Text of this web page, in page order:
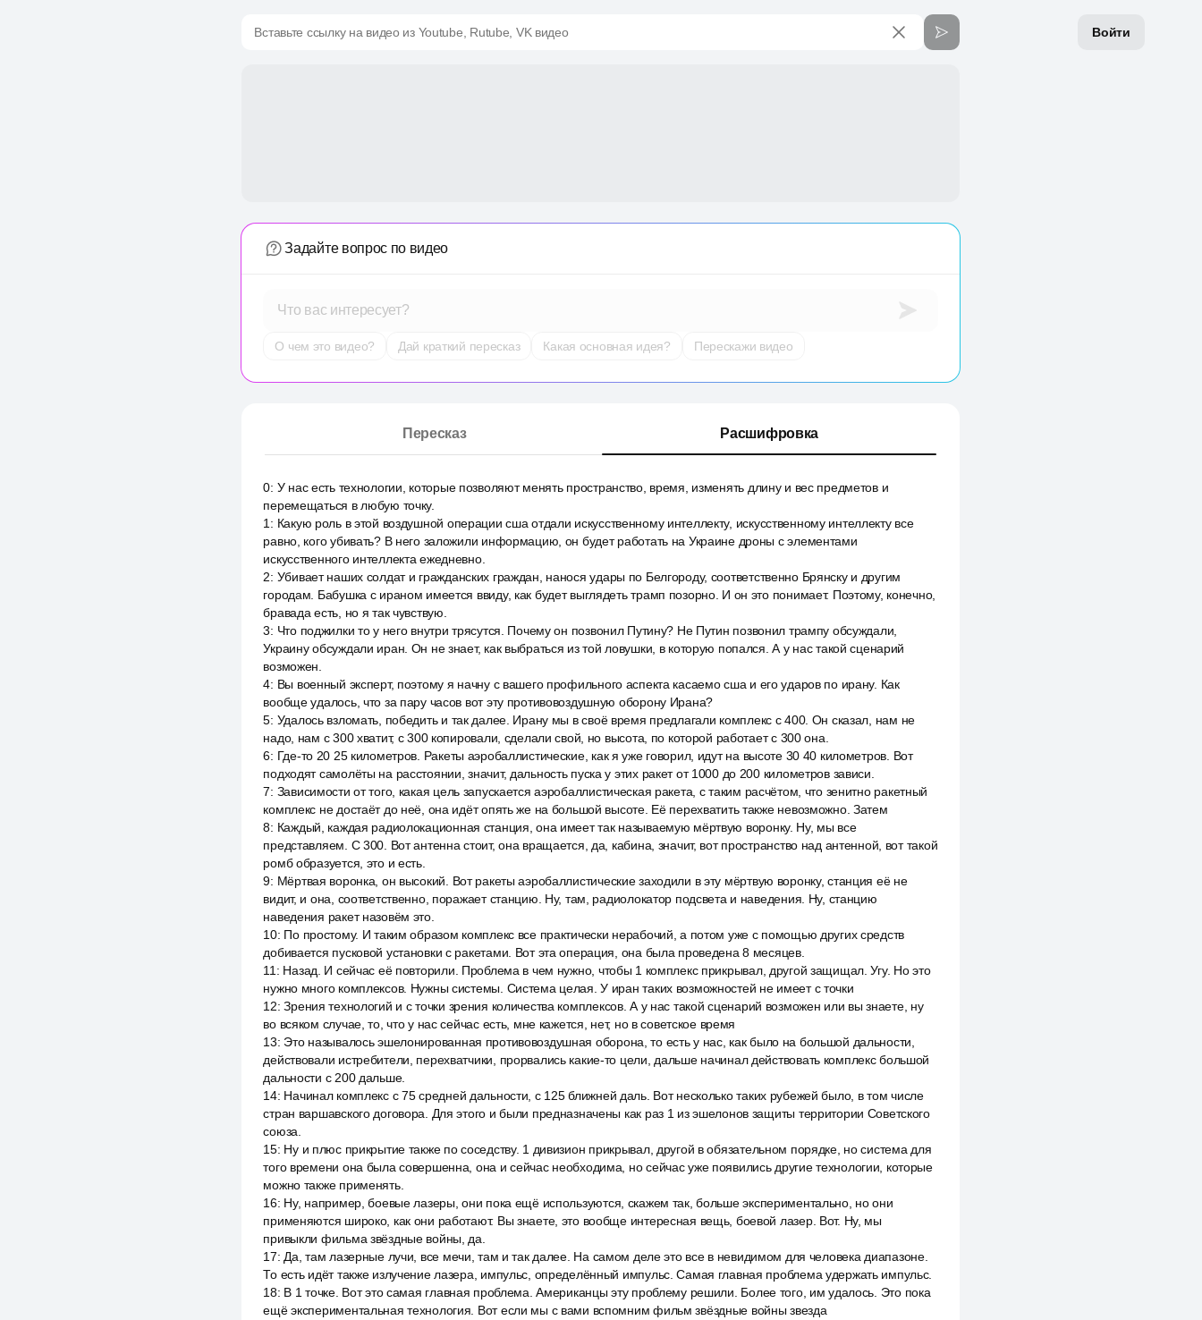
Войти
Вставьте ссылку на видео из Youtube, Rutube, VK видео
Задайте вопрос по видео
Что вас интересует?
О чем это видео? Дай краткий пересказ Какая основная идея? Перескажи видео
Пересказ Расшифровка
0: У нас есть технологии, которые позволяют менять пространство, время, изменять длину и вес предметов и
перемещаться в любую точку.
1 : Какую роль в этой воздушной операции сша отдали искусственному интеллекту, искусственному интеллекту все
равно, кого убивать? В него заложили информацию, он будет работать на Украине дроны с элементами
искусственного интеллекта ежедневно.
2: Убивает наших солдат и гражданских граждан, нанося удары по Белгороду, соответственно Брянску и другим
городам. Бабушка с ираном имеется ввиду, как будет выглядеть трамп позорно. И он это понимает. Поэтому, конечно,
бравада есть, но я так чувствую.
3: Что поджилки то у него внутри трясутся. Почему он позвонил Путину? Не Путин позвонил трампу обсуждали,
Украину обсуждали иран. Он не знает, как выбраться из той ловушки, в которую попался. А у нас такой сценарий
возможен.
4: Вы военный эксперт, поэтому я начну с вашего профильного аспекта касаемо сша и его ударов по ирану. Как
вообще удалось, что за пару часов вот эту противовоздушную оборону Ирана?
5: Удалось взломать, победить и так далее. Ирану мы в своё время предлагали комплекс с 400. Он сказал, нам не
надо, нам с 300 хватит, с 300 копировали, сделали свой, но высота, по которой работает с 300 она.
6: Где-то 20 25 километров. Ракеты аэробаллистические, как я уже говорил, идут на высоте 30 40 километров. Вот
подходят самолёты на расстоянии, значит, дальность пуска у этих ракет от 1000 до 200 километров зависи.
7: Зависимости от того, какая цель запускается аэробаллистическая ракета, с таким расчётом, что зенитно ракетный
комплекс не достаёт до неё, она идёт опять же на большой высоте. Её перехватить также невозможно. Затем
8: Каждый, каждая радиолокационная станция, она имеет так называемую мёртвую воронку. Ну, мы все
представляем. С 300. Вот антенна стоит, она вращается, да, кабина, значит, вот пространство над антенной, вот такой
ромб образуется, это и есть.
9: Мёртвая воронка, он высокий. Вот ракеты аэробаллистические заходили в эту мёртвую воронку, станция её не
видит, и она, соответственно, поражает станцию. Ну, там, радиолокатор подсвета и наведения. Ну, станцию
наведения ракет назовём это.
10: По простому. И таким образом комплекс все практически нерабочий, а потом уже с помощью других средств
добивается пусковой установки с ракетами. Вот эта операция, она была проведена 8 месяцев.
11 : Назад. И сейчас её повторили. Проблема в чем нужно, чтобы 1 комплекс прикрывал, другой защищал. Угу. Но это
нужно много комплексов. Нужны системы. Система целая. У иран таких возможностей не имеет с точки
12:Зрения технологий и с точки зрения количества комплексов. А у нас такой сценарий возможен или вы знаете, ну
во всяком случае, то, что у нас сейчас есть, мне кажется, нет, но в советское время
13: Это называлось эшелонированная противовоздушная оборона, то есть у нас, как было на большой дальности,
действовали истребители, перехватчики, прорвались какие-то цели, дальше начинал действовать комплекс большой
дальности с 200 дальше.
14: Начинал комплекс с 75 средней дальности, с 125 ближней даль. Вот несколько таких рубежей было, в том числе
стран варшавского договора. Для этого и были предназначены как раз 1 из эшелонов защиты территории Советского
союза.
15: Ну и плюс прикрытие также по соседству. 1 дивизион прикрывал, другой в обязательном порядке, но система для
того времени она была совершенна, она и сейчас необходима, но сейчас уже появились другие технологии, которые
можно также применять.
16: Ну, например, боевые лазеры, они пока ещё используются, скажем так, больше экспериментально, но они
применяются широко, как они работают. Вы знаете, это вообще интересная вещь, боевой лазер. Вот. Ну, мы
привыкли фильма звёздные войны, да.
17: Да, там лазерные лучи, все мечи, там и так далее. На самом деле это все в невидимом для человека диапазоне.
То есть идёт также излучение лазера, импульс, определённый импульс. Самая главная проблема удержать импульс.
18: В 1 точке. Вот это самая главная проблема. Американцы эту проблему решили. Более того, им удалось. Это пока
ещё экспериментальная технология. Вот если мы с вами вспомним фильм звёздные войны звезда